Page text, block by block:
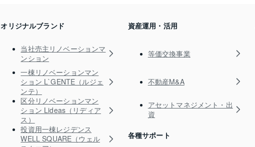
オリジナルブランド
当社売主リノベーションマ
ンション
一棟リノベーションマン
ション L`GENTE（ルジェ
ンテ）
区分リノベーションマン
ション Lideas（リディア
ス）
投資用一棟レジデンス
WELL SQUARE（ウェル
資産運用・活用
等価交換事業
不動産M&A
アセットマネジメント・出
資
各種サポート